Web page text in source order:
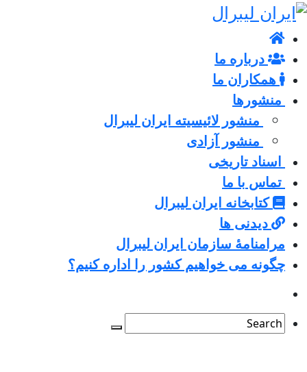
درباره ما
همکاران ما
منشورها
منشور لائیسیته ایران لیبرال
منشور آزادی
اسناد تاریخی
تماس با ما
کتابخانه ایران لیبرال
دیدنی ها
مرامنامۀ سازمان ایران لیبرال
چگونه می خواهیم کشور را اداره کنیم؟